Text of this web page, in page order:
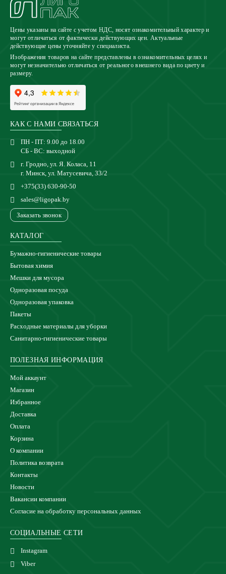
Цены указаны на сайте с учетом НДС, носят ознакомительный характер и
могут отличаться от фактически действующих цен. Актуальные
действующие цены уточняйте у специалиста.
Изображения товаров на сайте представлены в ознакомительных целях и
могут незначительно отличаться от реального внешнего вида по цвету и
размеру.
КАК С НАМИ СВЯЗАТЬСЯ
ПН - ПТ: 9.00 до 18.00
СБ - ВС: выходной
г. Гродно, ул. Я. Коласа, 11
г. Минск, ул. Матусевича, 33/2
+375(33) 630-90-50
sales@ligopak.by
Заказать звонок
КАТАЛОГ
Бумажно-гигиенические товары
Бытовая химия
Мешки для мусора
Одноразовая посуда
Одноразовая упаковка
Пакеты
Расходные материалы для уборки
Санитарно-гигиенические товары
ПОЛЕЗНАЯ ИНФОРМАЦИЯ
Мой аккаунт
Магазин
Избранное
Доставка
Оплата
Корзина
О компании
Политика возврата
Контакты
Новости
Вакансии компании
Согласие на обработку персональных данных
СОЦИАЛЬНЫЕ СЕТИ
Instagram
Viber